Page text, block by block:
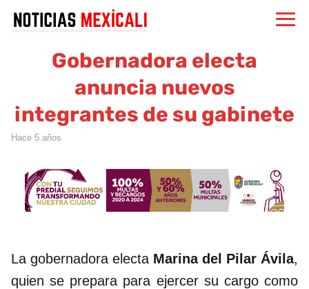
Gobernadora electa
anuncia nuevos
integrantes de su gabinete
hace 5 años
La gobernadora electa Marina del Pilar Ávila,
quien se prepara para ejercer su cargo como